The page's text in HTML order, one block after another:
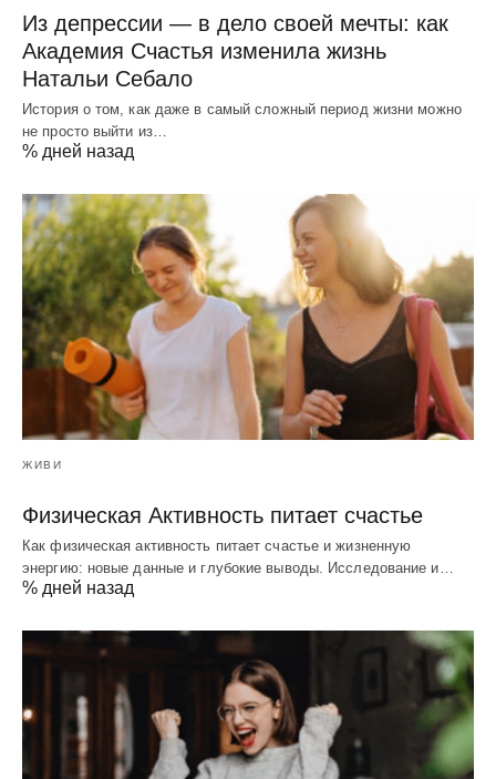
Из депрессии — в дело своей мечты: как
Академия Счастья изменила жизнь
Натальи Себало
История о том, как даже в самый сложный период жизни можно
не просто выйти из…
% дней назад
ЖИВИ
Физическая Активность питает счастье
Как физическая активность питает счастье и жизненную
энергию: новые данные и глубокие выводы. Исследование и…
% дней назад